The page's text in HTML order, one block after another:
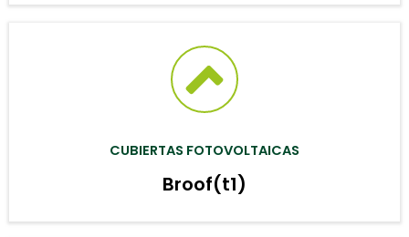
CUBIERTAS FOTOVOLTAICAS
Broof(t1)